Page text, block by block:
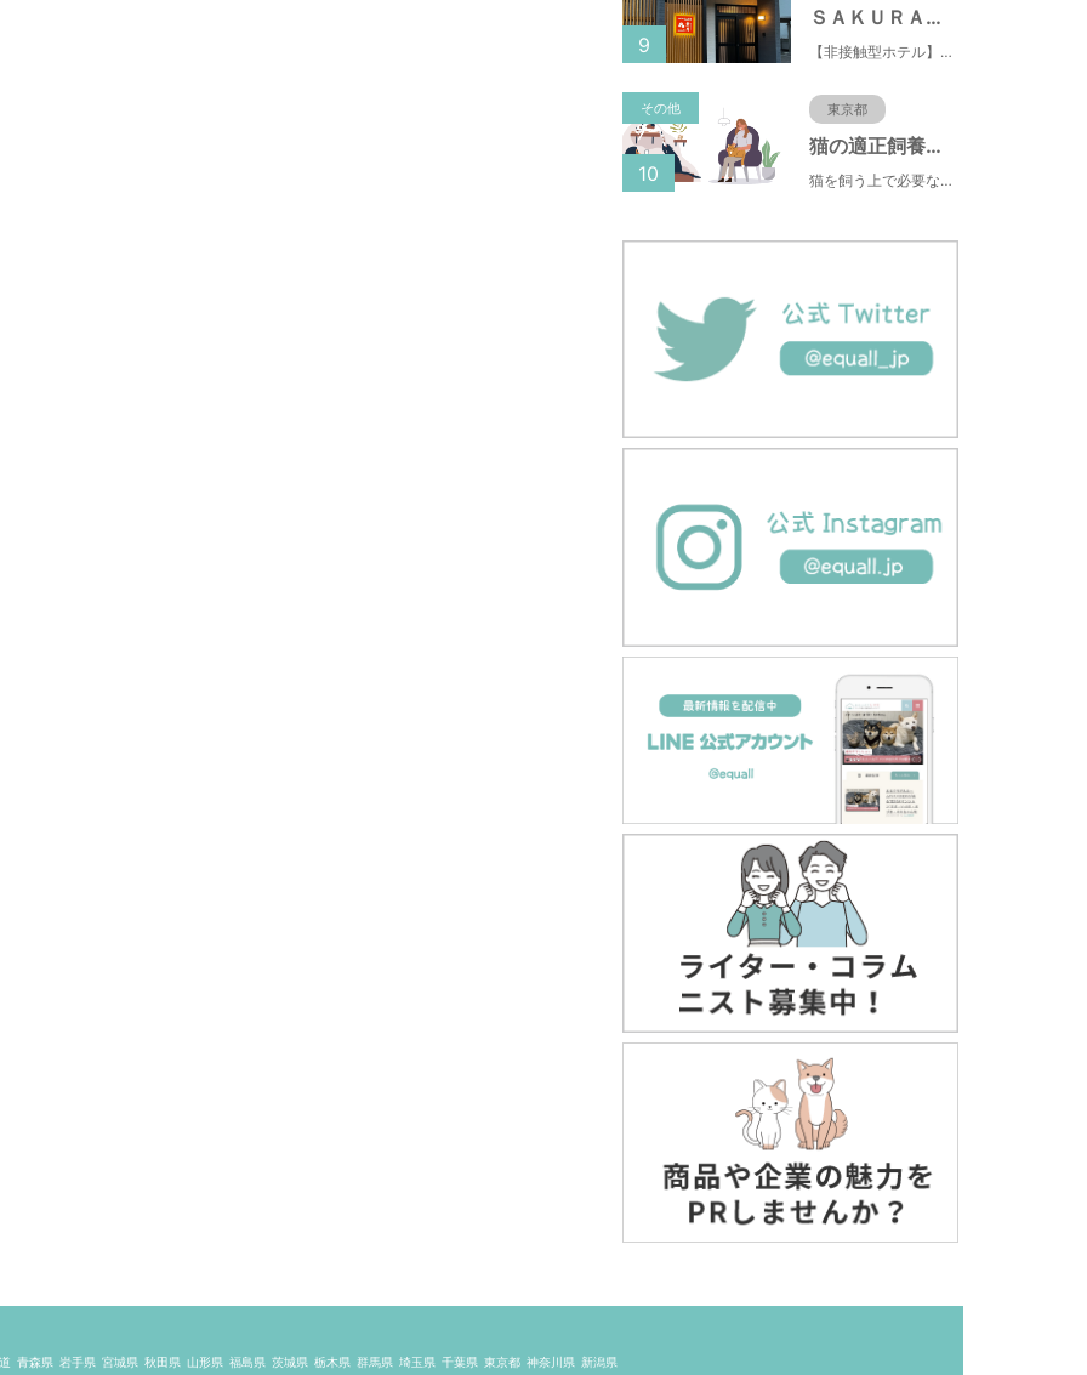
ＳＡＫＵＲＡ定山渓 膳
【非接触型ホテル】最大10名様まで利用可能！ご家族利用も大歓迎！小さいお子様連れでも安心♪
9
その他 東京都
猫の適正飼養クイズ
猫を飼う上で必要な責任やマナー、健康管理について学ぶことができます。
10
青森県 岩手県 宮城県 秋田県 山形県 福島県 茨城県 栃木県 群馬県 埼玉県 千葉県 東京都 神奈川県 新潟県